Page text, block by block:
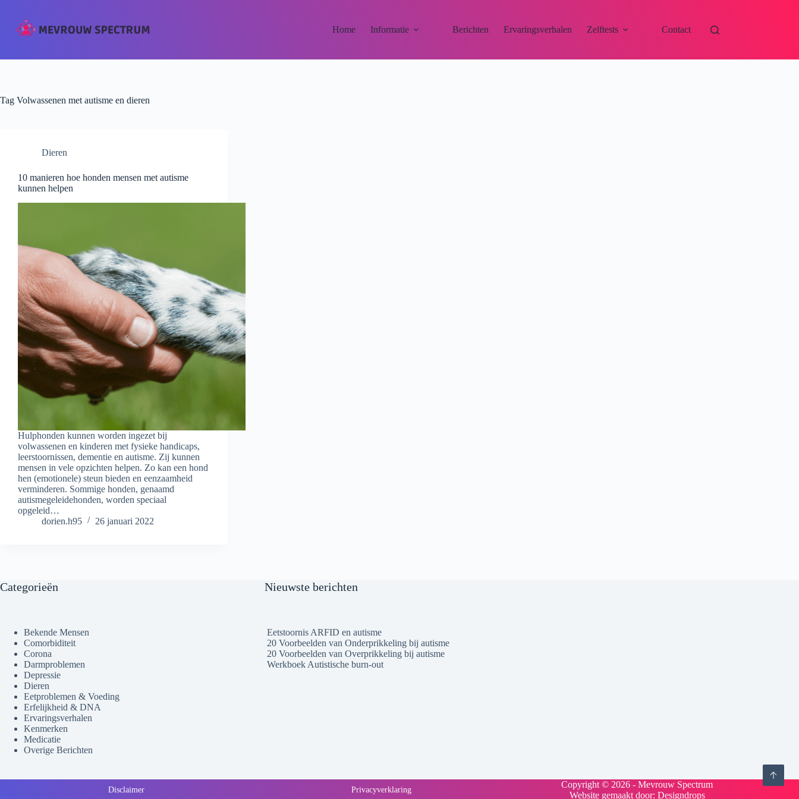
Home Informatie Berichten Ervaringsverhalen Zelftests Contact
Tag Volwassenen met autisme en dieren
Dieren
10 manieren hoe honden mensen met autisme
kunnen helpen
Hulphonden kunnen worden ingezet bij
volwassenen en kinderen met fysieke handicaps,
leerstoornissen, dementie en autisme. Zij kunnen
mensen in vele opzichten helpen. Zo kan een hond
hen (emotionele) steun bieden en eenzaamheid
verminderen. Sommige honden, genaamd
autismegeleidehonden, worden speciaal
opgeleid…
dorien.h95
26 januari 2022
Categorieën
Bekende Mensen
Comorbiditeit
Corona
Darmproblemen
Depressie
Dieren
Eetproblemen & Voeding
Erfelijkheid & DNA
Ervaringsverhalen
Kenmerken
Medicatie
Overige Berichten
Nieuwste berichten
Eetstoornis ARFID en autisme
20 Voorbeelden van Onderprikkeling bij autisme
20 Voorbeelden van Overprikkeling bij autisme
Werkboek Autistische burn-out
Disclaimer Privacyverklaring
Copyright © 2026 - Mevrouw Spectrum
Website gemaakt door: Designdrops